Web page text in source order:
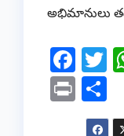
అభిమానులు
F
a
c
T
Pr
in h